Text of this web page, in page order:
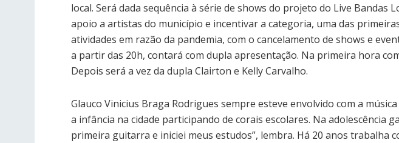
local. Será dada sequência à série de shows do projeto do Live Bandas
apoio a artistas do município e incentivar a categoria, uma das
atividades em razão da pandemia, com o cancelamento de shows e
a partir das 20h, contará com dupla apresentação. Na primeira hora
Depois será a vez da dupla Clairton e Kelly Carvalho.
Glauco Vinicius Braga Rodrigues sempre esteve envolvido com a música
a infância na cidade participando de corais escolares. Na adolescência
primeira guitarra e iniciei meus estudos”, lembra. Há 20 anos trabalha